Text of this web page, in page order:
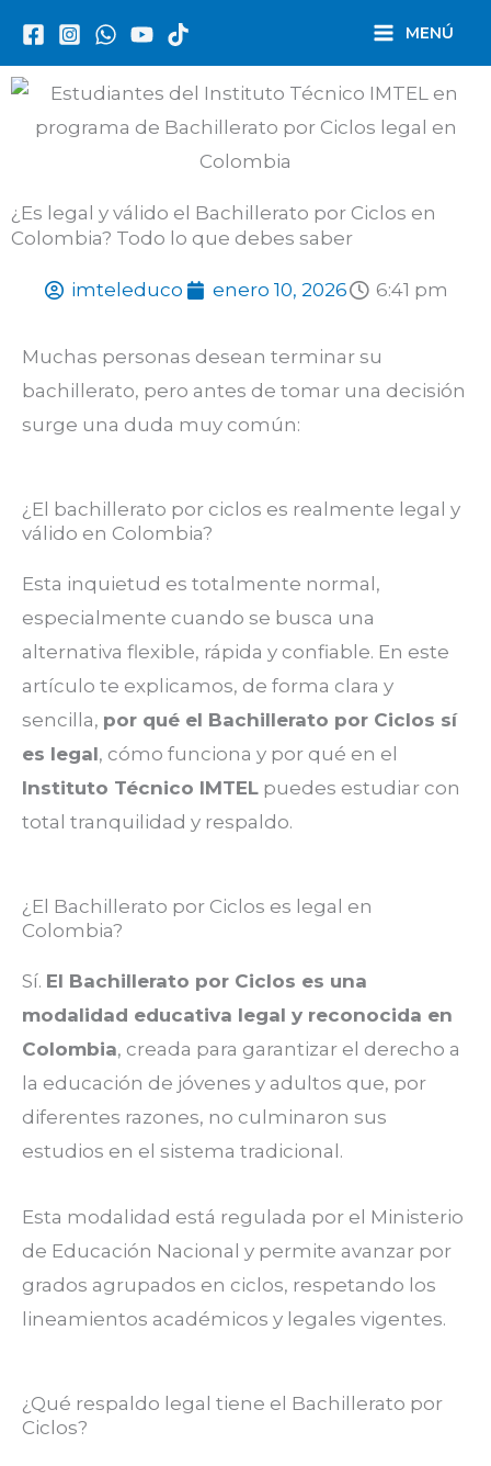
contenido
MENÚ
¿Es legal y válido el Bachillerato por Ciclos en
Colombia? Todo lo que debes saber
imteleduco enero 10, 2026 6:41 pm
Muchas personas desean terminar su
bachillerato, pero antes de tomar una decisión
surge una duda muy común:
¿El bachillerato por ciclos es realmente legal y
válido en Colombia?
Esta inquietud es totalmente normal,
especialmente cuando se busca una
alternativa flexible, rápida y confiable. En este
artículo te explicamos, de forma clara y
sencilla, por qué el Bachillerato por Ciclos sí
es legal, cómo funciona y por qué en el
Instituto Técnico IMTEL puedes estudiar con
total tranquilidad y respaldo.
¿El Bachillerato por Ciclos es legal en
Colombia?
Sí. El Bachillerato por Ciclos es una
modalidad educativa legal y reconocida en
Colombia, creada para garantizar el derecho a
la educación de jóvenes y adultos que, por
diferentes razones, no culminaron sus
estudios en el sistema tradicional.
Esta modalidad está regulada por el Ministerio
de Educación Nacional y permite avanzar por
grados agrupados en ciclos, respetando los
lineamientos académicos y legales vigentes.
¿Qué respaldo legal tiene el Bachillerato por
Ciclos?